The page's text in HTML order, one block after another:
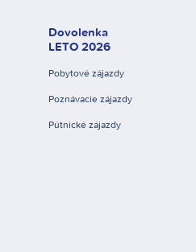
Dovolenka
LETO 2026
Pobytové zájazdy
Poznávacie zájazdy
Pútnické zájazdy